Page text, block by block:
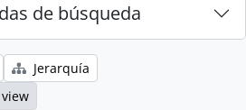
de búsqueda
Jerarquía